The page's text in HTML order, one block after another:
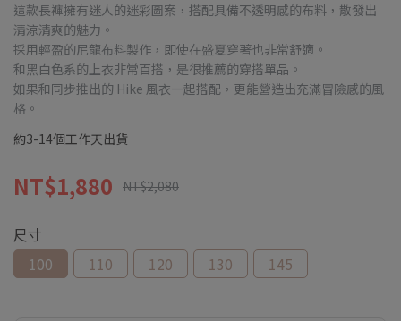
這款長褲擁有迷人的迷彩圖案，搭配具備不透明感的布料，散發出
清涼清爽的魅力。
採用輕盈的尼龍布料製作，即使在盛夏穿著也非常舒適。
和黑白色系的上衣非常百搭，是很推薦的穿搭單品。
如果和同步推出的 Hike 風衣一起搭配，更能營造出充滿冒險感的風
格。
約3-14個工作天出貨
NT$1,880 NT$2,080
尺寸
100
110 120 130 145